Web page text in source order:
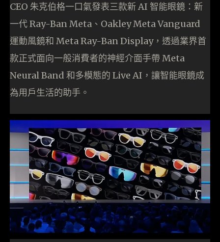
CEO 朱克伯格一口氣發表三款新 AI 智能眼鏡：新
一代 Ray-Ban Meta、Oakley Meta Vanguard
運動風鏡和 Meta Ray-Ban Display，透過業界首
款正式面向一般消費者的神經介面手帶 Meta
Neural Band 和多模態的 Live AI，讓智能眼鏡成
為用戶生活的助手。